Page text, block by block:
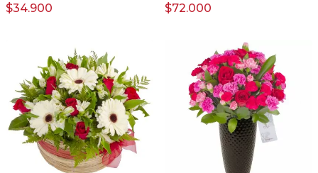
$34.900 $72.000